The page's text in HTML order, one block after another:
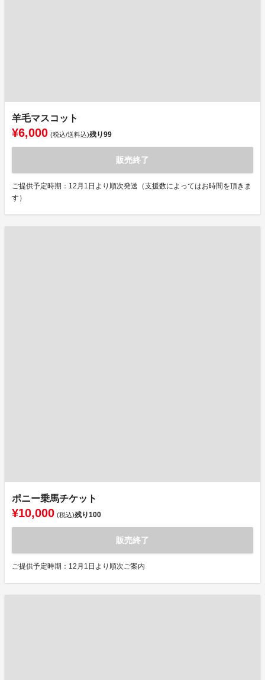
羊毛マスコット
¥6,000 (税込/送料込)残り99
販売終了
ご提供予定時期：12月1日より順次発送（支援数によってはお時間を頂きま
す）
ポニー乗馬チケット
¥10,000 (税込)残り100
販売終了
ご提供予定時期：12月1日より順次ご案内